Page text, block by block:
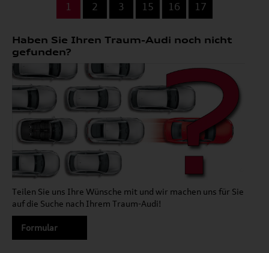
1 2 3 15 16 17
Haben Sie Ihren Traum-Audi noch nicht
gefunden?
Teilen Sie uns Ihre Wünsche mit und wir machen uns für Sie
auf die Suche nach Ihrem Traum-Audi!
Formular